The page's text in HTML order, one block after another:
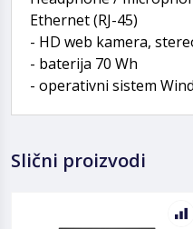
Ethernet (RJ-45)
- HD web kamera,
- baterija 70 Wh
- operativni sistem
Slični proizvodi